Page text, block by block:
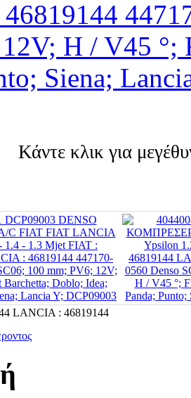
Κάντε κλικ για
LANCIA : 46819144